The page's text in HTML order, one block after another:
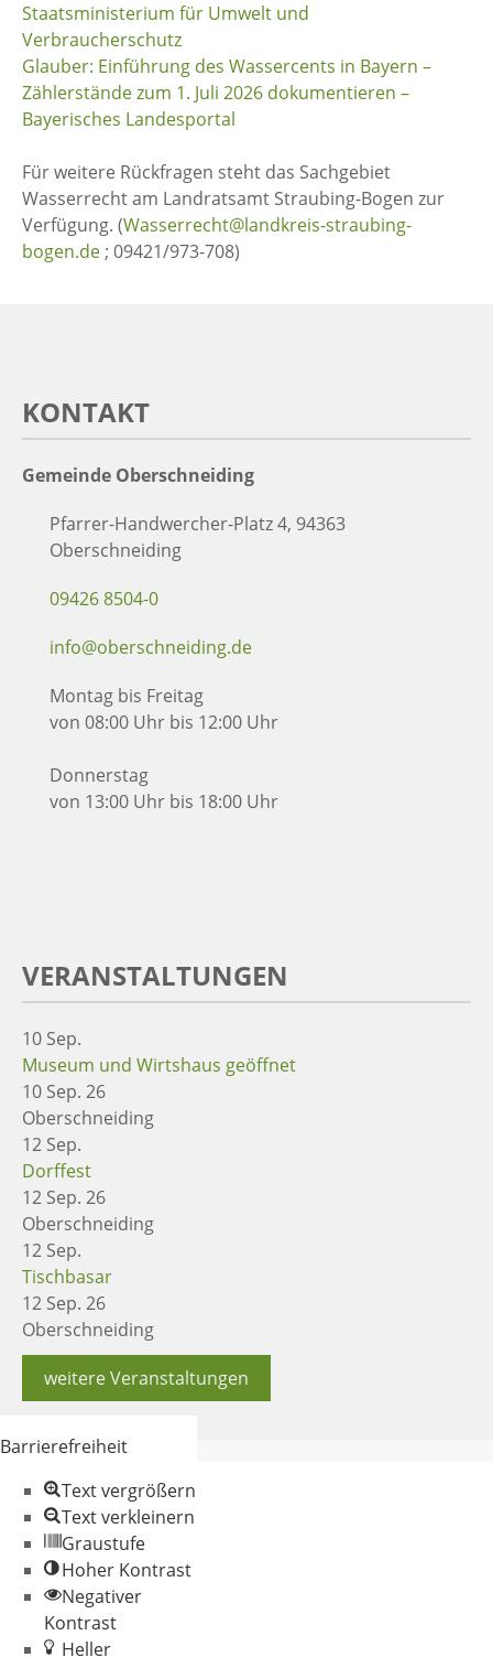
Staatsministerium für Umwelt und
Verbraucherschutz
Glauber: Einführung des Wassercents in Bayern –
Zählerstände zum 1. Juli 2026 dokumentieren –
Bayerisches Landesportal
Für weitere Rückfragen steht das Sachgebiet
Wasserrecht am Landratsamt Straubing-Bogen zur
Verfügung. (Wasserrecht@landkreis-straubing-
bogen.de ; 09421/973-708)
KONTAKT
Gemeinde Oberschneiding
Pfarrer-Handwercher-Platz 4, 94363
Oberschneiding
09426 8504-0
info@oberschneiding.de
Montag bis Freitag
von 08:00 Uhr bis 12:00 Uhr
Donnerstag
von 13:00 Uhr bis 18:00 Uhr
VERANSTALTUNGEN
10 Sep.
Museum und Wirtshaus geöffnet
10 Sep. 26
Oberschneiding
12 Sep.
Dorffest
12 Sep. 26
Oberschneiding
12 Sep.
Tischbasar
12 Sep. 26
Oberschneiding
weitere Veranstaltungen
© 2026 Gemeinde
Oberschneiding
Barrierefreiheit
Text vergrößern
Text verkleinern
Graustufe
Hoher Kontrast
Negativer
Kontrast
Heller